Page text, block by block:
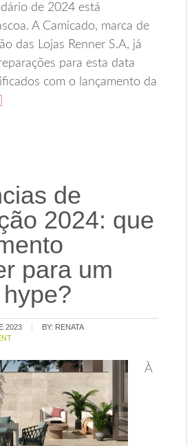
de 2024 está
A Camicado, marca de
das Lojas Renner S.A, já
para esta data
com o lançamento da
de
2024: que
para um
2023 BY: RENATA
À